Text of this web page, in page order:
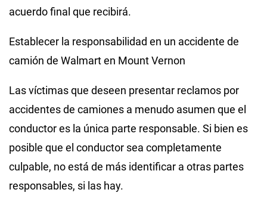
acuerdo final que recibirá.
Establecer la responsabilidad en un accidente de
camión de Walmart en Mount Vernon
Las víctimas que deseen presentar reclamos por
accidentes de camiones a menudo asumen que el
conductor es la única parte responsable. Si bien es
posible que el conductor sea completamente
culpable, no está de más identificar a otras partes
responsables, si las hay.